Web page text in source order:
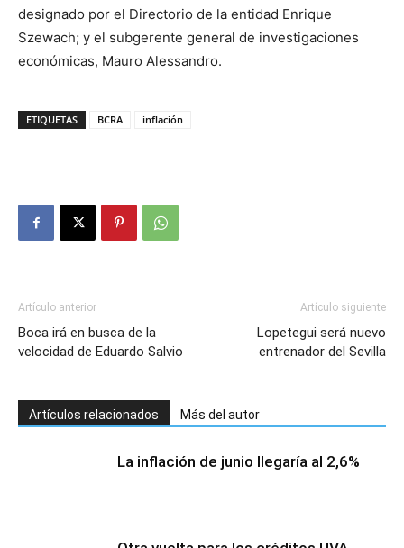
designado por el Directorio de la entidad Enrique
Szewach; y el subgerente general de investigaciones
económicas, Mauro Alessandro.
ETIQUETAS BCRA inflación
Artículo anterior
Boca irá en busca de la
velocidad de Eduardo Salvio
Artículo siguiente
Lopetegui será nuevo
entrenador del Sevilla
Artículos relacionados Más del autor
La inflación de junio llegaría al 2,6%